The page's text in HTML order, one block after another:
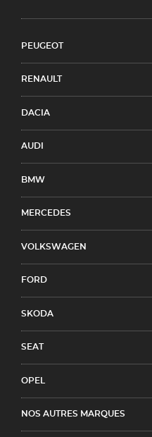
PEUGEOT
RENAULT
DACIA
AUDI
BMW
MERCEDES
VOLKSWAGEN
FORD
SKODA
SEAT
OPEL
NOS AUTRES MARQUES